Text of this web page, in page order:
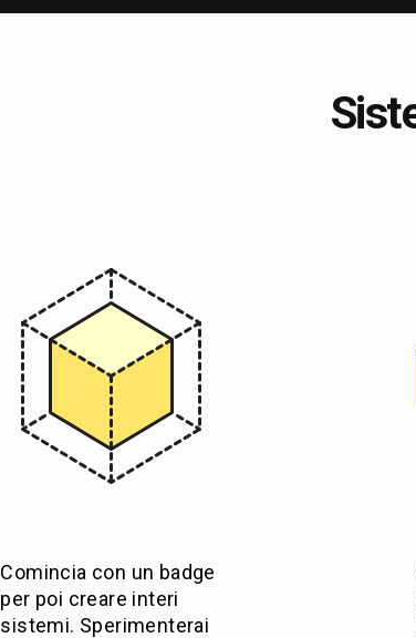
Comincia con un badge
per poi creare interi
sistemi. Sperimenterai